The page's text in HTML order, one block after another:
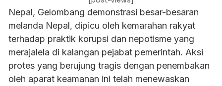
Nepal, Gelombang demonstrasi besar-besaran
melanda Nepal, dipicu oleh kemarahan rakyat
terhadap praktik korupsi dan nepotisme yang
merajalela di kalangan pejabat pemerintah. Aksi
protes yang berujung tragis dengan penembakan
oleh aparat keamanan ini telah menewaskan